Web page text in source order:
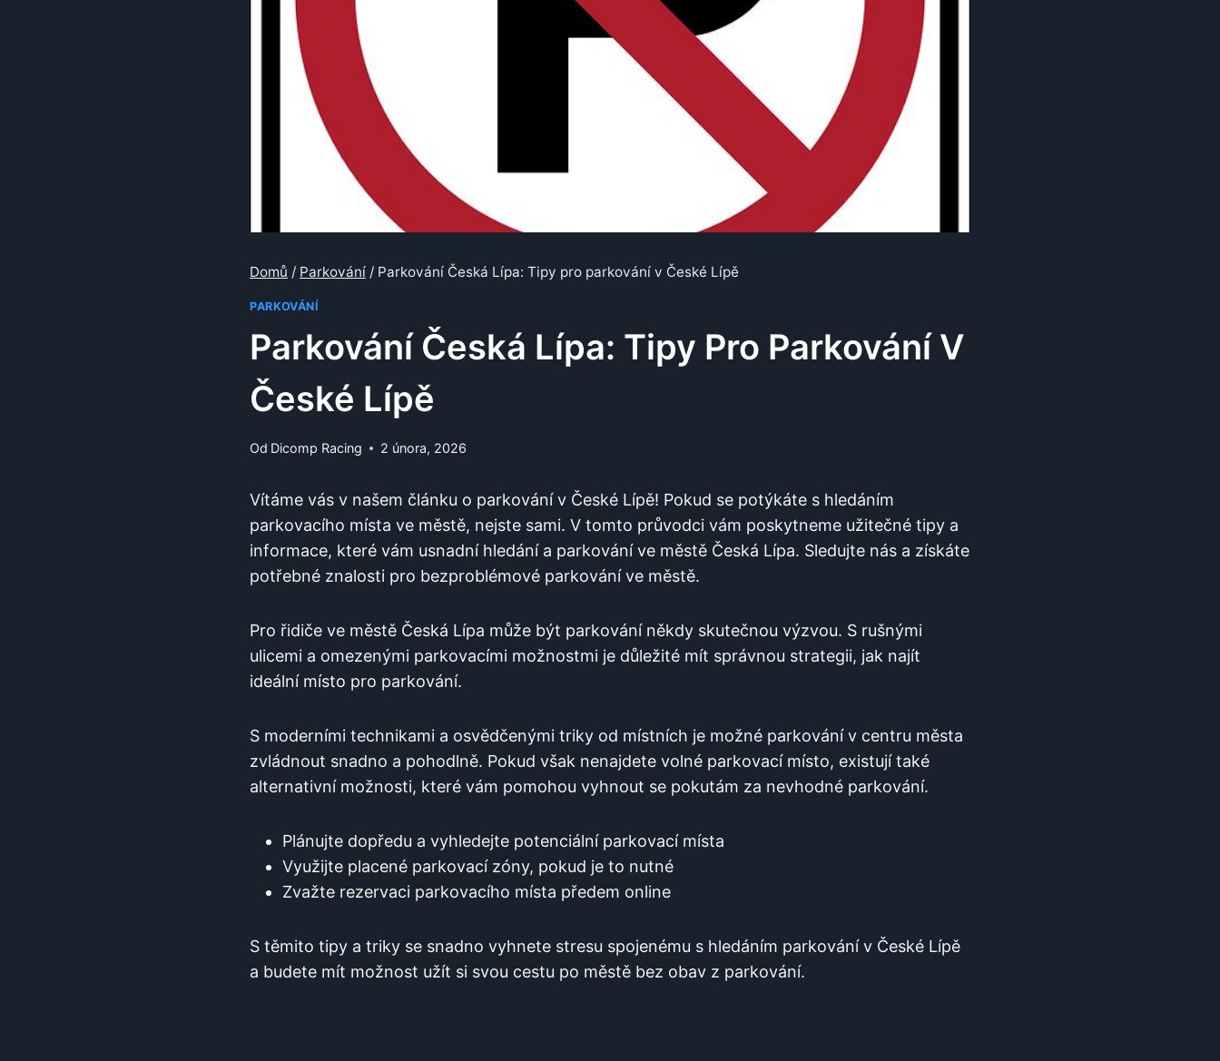
Domů / Parkování / Parkování Česká Lípa: Tipy pro parkování v České Lípě
PARKOVÁNÍ
Parkování Česká Lípa: Tipy Pro Parkování V
České Lípě
Od Dicomp Racing 2 února, 2026
Vítáme vás v našem ⁣článku o parkování v České Lípě! Pokud se potýkáte s hledáním
parkovacího místa ve městě, nejste sami. V ‍tomto průvodci vám‌ poskytneme užitečné tipy a
informace, které vám usnadní hledání a ‍parkování ve⁢ městě⁣ Česká ⁤Lípa. Sledujte nás a získáte
potřebné ⁢znalosti ⁢pro bezproblémové‍ parkování⁤ ve⁤ městě.
Pro řidiče‍ ve​ městě ⁣Česká Lípa může být parkování někdy⁤ skutečnou výzvou. S rušnými
ulicemi ​a omezenými parkovacími možnostmi je důležité mít ⁤správnou ‍strategii, jak najít​
ideální ‌místo pro ‌parkování.
S moderními technikami a osvědčenými triky od⁣ místních je možné parkování⁣ v centru⁢ města
zvládnout⁢ snadno a pohodlně. Pokud však nenajdete volné⁤ parkovací místo, existují také
alternativní ⁤možnosti, které vám pomohou⁤ vyhnout se pokutám za nevhodné parkování.
Plánujte dopředu a vyhledejte potenciální parkovací ⁢místa
Využijte placené parkovací zóny, pokud je⁢ to ​nutné
Zvažte rezervaci⁣ parkovacího místa‌ předem online
S těmito tipy a triky se snadno vyhnete stresu⁢ spojenému s hledáním parkování v České Lípě
a budete mít možnost užít si svou cestu po⁤ městě bez obav z parkování.